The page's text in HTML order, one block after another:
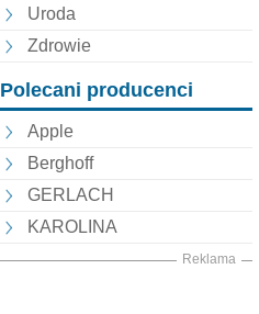
Uroda
Zdrowie
Polecani producenci
Apple
Berghoff
GERLACH
KAROLINA
Reklama